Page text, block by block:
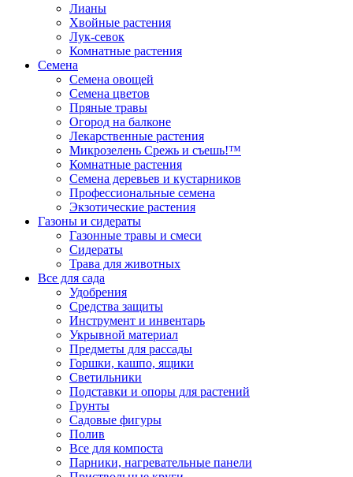
Лианы
Хвойные растения
Лук-севок
Комнатные растения
Семена
Семена овощей
Семена цветов
Пряные травы
Огород на балконе
Лекарственные растения
Микрозелень Срежь и съешь!™
Комнатные растения
Семена деревьев и кустарников
Профессиональные семена
Экзотические растения
Газоны и сидераты
Газонные травы и смеси
Сидераты
Трава для животных
Все для сада
Удобрения
Средства защиты
Инструмент и инвентарь
Укрывной материал
Предметы для рассады
Горшки, кашпо, ящики
Светильники
Подставки и опоры для растений
Грунты
Садовые фигуры
Полив
Все для компоста
Парники, нагревательные панели